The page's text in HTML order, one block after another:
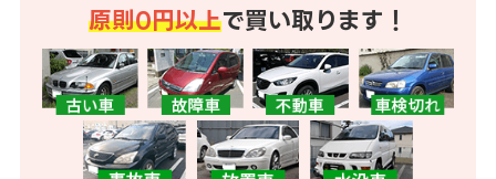
原則0円以上で買い取ります！